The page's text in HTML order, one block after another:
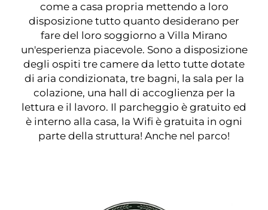
come a casa propria mettendo a loro
disposizione tutto quanto desiderano per
fare del loro soggiorno a Villa Mirano
un'esperienza piacevole. Sono a disposizione
degli ospiti tre camere da letto tutte dotate
di aria condizionata, tre bagni, la sala per la
colazione, una hall di accoglienza per la
lettura e il lavoro. Il parcheggio è gratuito ed
è interno alla casa, la Wifi è gratuita in ogni
parte della struttura! Anche nel parco!